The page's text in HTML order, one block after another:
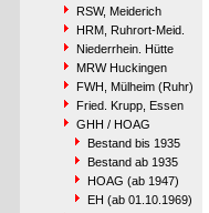
RSW, Meiderich
HRM, Ruhrort-Meid.
Niederrhein. Hütte
MRW Huckingen
FWH, Mülheim (Ruhr)
Fried. Krupp, Essen
GHH / HOAG
Bestand bis 1935
Bestand ab 1935
HOAG (ab 1947)
EH (ab 01.10.1969)